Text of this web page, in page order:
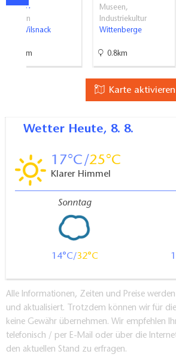
Bad…
Kirchen
Bad Wilsnack
23km
Museen,
Industriekultur
Wittenberge
0.8km
Karte aktivieren
Wetter Heute, 8. 8.
17 25
Klarer Himmel
Sonntag
14 32
Alle Informationen, Zeiten und Preise
und aktualisiert. Trotzdem können wir für
keine Gewähr übernehmen. Wir empfehlen
telefonisch / per E-Mail oder über die
den aktuellen Stand zu erfragen.